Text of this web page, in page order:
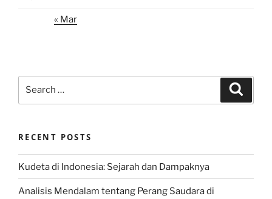
« Mar
RECENT POSTS
Kudeta di Indonesia: Sejarah dan Dampaknya
Analisis Mendalam tentang Perang Saudara di